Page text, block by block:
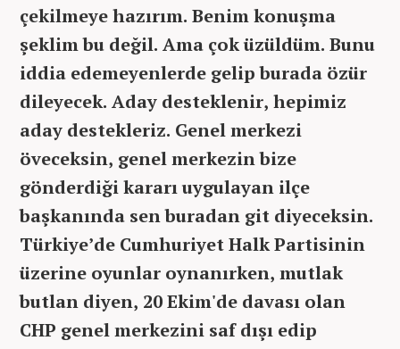
çekilmeye hazırım. Benim konuşma
şeklim bu değil. Ama çok üzüldüm. Bunu
iddia edemeyenlerde gelip burada özür
dileyecek. Aday desteklenir, hepimiz
aday destekleriz. Genel merkezi
öveceksin, genel merkezin bize
gönderdiği kararı uygulayan ilçe
başkanında sen buradan git diyeceksin.
Türkiye’de Cumhuriyet Halk Partisinin
üzerine oyunlar oynanırken, mutlak
butlan diyen, 20 Ekim'de davası olan
CHP genel merkezini saf dışı edip